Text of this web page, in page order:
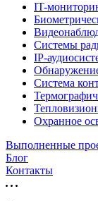
IT-
Системы
IP-
Система
Охранное
Выполненные
Блог
Контакты